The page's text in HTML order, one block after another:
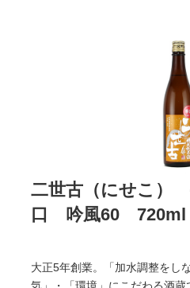
二世古（にせこ
口 吟風60 720ml
大正5年創業。「加水調整をし
気」・「環境」にこだわる酒